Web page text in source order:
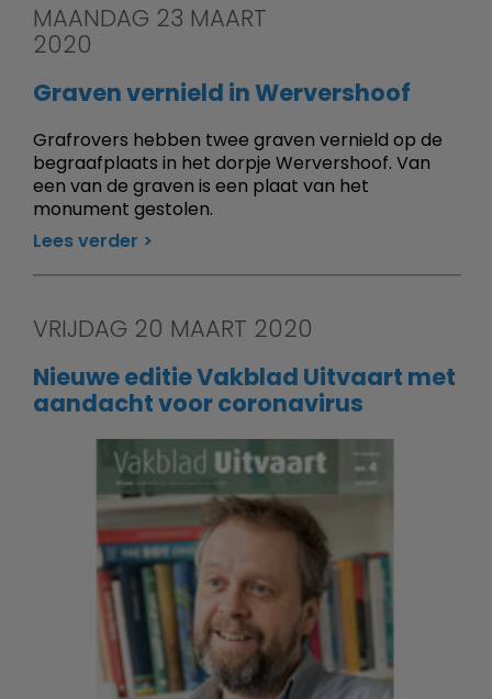
MAANDAG 23 MAART
2020
Graven vernield in Wervershoof
Grafrovers hebben twee graven vernield op de
begraafplaats in het dorpje Wervershoof. Van
een van de graven is een plaat van het
monument gestolen.
Lees verder
VRIJDAG 20 MAART 2020
Nieuwe editie Vakblad Uitvaart met
aandacht voor coronavirus